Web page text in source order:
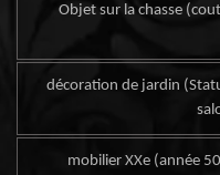
Objet sur la chasse
décoration de jardin
mobilier XXe (année